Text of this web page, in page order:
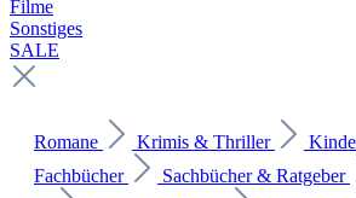
Filme
Sonstiges
SALE
Romane Krimis & Thriller
Fachbücher
Sachbücher & Ratgeber